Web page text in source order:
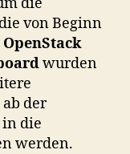
von Beginn
OpenStack
wurden
der
in die
werden.